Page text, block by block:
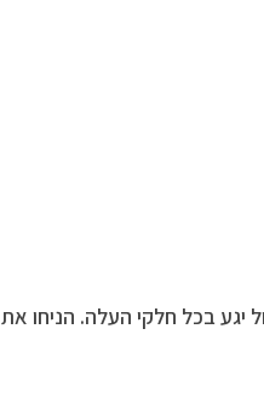
יגע בכל חלקי העלה. הניחו את